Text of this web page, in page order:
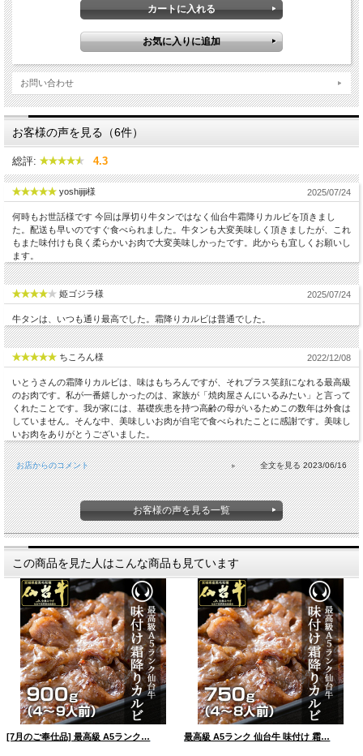
お問い合わせ
お客様の声を見る（6件）
総評: 4.3
yoshijiji様 2025/07/24
何時もお世話様です 今回は厚切り牛タンではなく仙台牛霜降りカルビを頂きまし
た。配送も早いのですぐ食べられました。牛タンも大変美味しく頂きましたが、これ
もまた味付けも良く柔らかいお肉で大変美味しかったです。此からも宜しくお願いし
ます。
姫ゴジラ様 2025/07/24
牛タンは、いつも通り最高でした。霜降りカルビは普通でした。
ちころん様 2022/12/08
いとうさんの霜降りカルビは、味はもちろんですが、それプラス笑顔になれる最高級
のお肉です。私が一番嬉しかったのは、家族が「焼肉屋さんにいるみたい」と言って
くれたことです。我が家には、基礎疾患を持つ高齢の母がいるためこの数年は外食は
していません。そんな中、美味しいお肉が自宅で食べられたことに感謝です。美味し
いお肉をありがとうございました。
お店からのコメント 2023/06/16
お客様の声を見る一覧
この商品を見た人はこんな商品も見ています
[7月のご奉仕品] 最高級 A5ランク… 最高級 A5ランク 仙台牛 味付け 霜…